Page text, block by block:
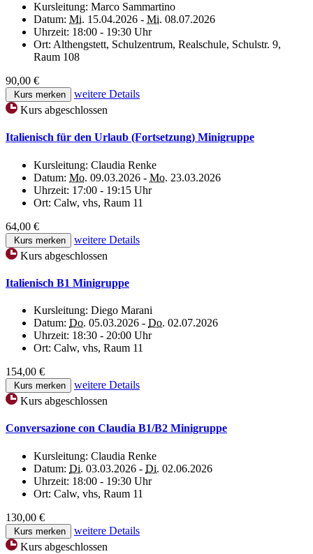
Kursleitung: Marco Sammartino
Datum: Mi. 15.04.2026 - Mi. 08.07.2026
Uhrzeit: 18:00 - 19:30 Uhr
Ort: Althengstett, Schulzentrum, Realschule, Schulstr. 9,
Raum 108
90,00 €
Kurs merken
weitere Details
Kurs abgeschlossen
Italienisch für den Urlaub (Fortsetzung) Minigruppe
Kursleitung: Claudia Renke
Datum: Mo. 09.03.2026 - Mo. 23.03.2026
Uhrzeit: 17:00 - 19:15 Uhr
Ort: Calw, vhs, Raum 11
64,00 €
Kurs merken
weitere Details
Kurs abgeschlossen
Italienisch B1 Minigruppe
Kursleitung: Diego Marani
Datum: Do. 05.03.2026 - Do. 02.07.2026
Uhrzeit: 18:30 - 20:00 Uhr
Ort: Calw, vhs, Raum 11
154,00 €
Kurs merken
weitere Details
Kurs abgeschlossen
Conversazione con Claudia B1/B2 Minigruppe
Kursleitung: Claudia Renke
Datum: Di. 03.03.2026 - Di. 02.06.2026
Uhrzeit: 18:00 - 19:30 Uhr
Ort: Calw, vhs, Raum 11
130,00 €
Kurs merken
weitere Details
Kurs abgeschlossen